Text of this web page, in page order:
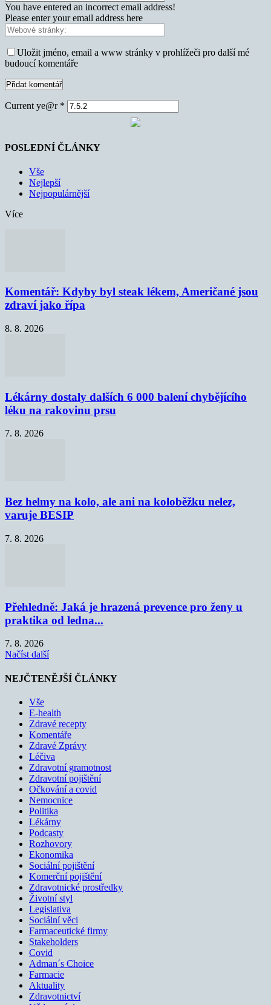
You have entered an incorrect email address!
Please enter your email address here
Uložit jméno, email a www stránky v prohlížeči pro další mé
budoucí komentáře
Current ye@r *
POSLEDNÍ ČLÁNKY
Vše
Nejlepší
Nejpopulárnější
Více
Komentář: Kdyby byl steak lékem, Američané jsou
zdraví jako řípa
8. 8. 2026
Lékárny dostaly dalších 6 000 balení chybějícího
léku na rakovinu prsu
7. 8. 2026
Bez helmy na kolo, ale ani na koloběžku nelez,
varuje BESIP
7. 8. 2026
Přehledně: Jaká je hrazená prevence pro ženy u
praktika od ledna...
7. 8. 2026
Načíst další
NEJČTENĚJŠÍ ČLÁNKY
Vše
E-health
Zdravé recepty
Komentáře
Zdravé Zprávy
Léčiva
Zdravotní gramotnost
Zdravotní pojištění
Očkování a covid
Nemocnice
Politika
Lékárny
Podcasty
Rozhovory
Ekonomika
Sociální pojištění
Komerční pojištění
Zdravotnické prostředky
Životní styl
Legislativa
Sociální věci
Farmaceutické firmy
Stakeholders
Covid
Adman´s Choice
Farmacie
Aktuality
Zdravotnictví